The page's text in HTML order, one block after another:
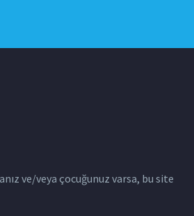
ve/veya çocuğunuz varsa, bu site